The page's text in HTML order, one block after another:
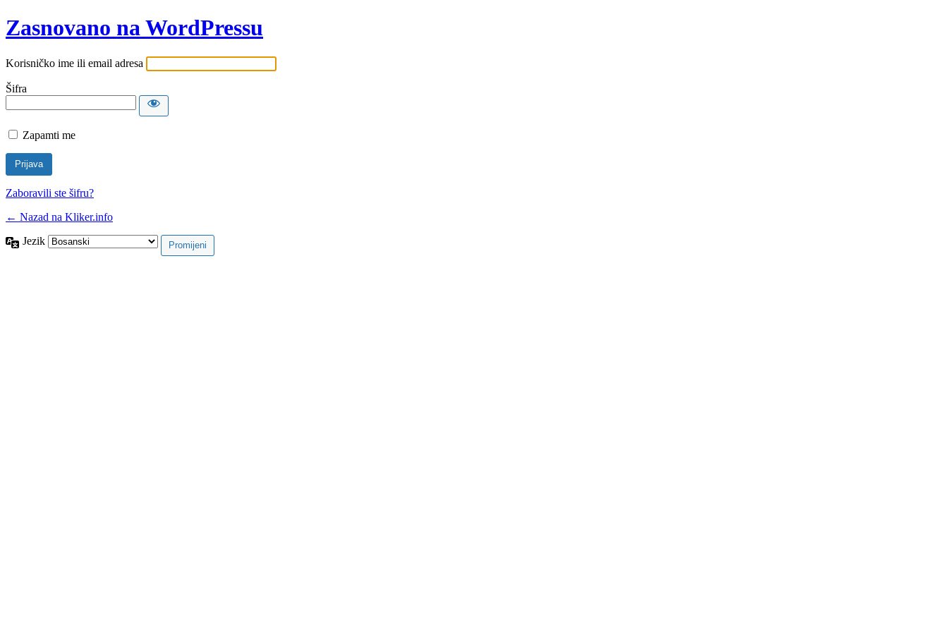
Zasnovano na WordPressu
Korisničko ime ili email adresa
Šifra
Zapamti me
Zaboravili ste šifru?
← Nazad na Kliker.info
Jezik